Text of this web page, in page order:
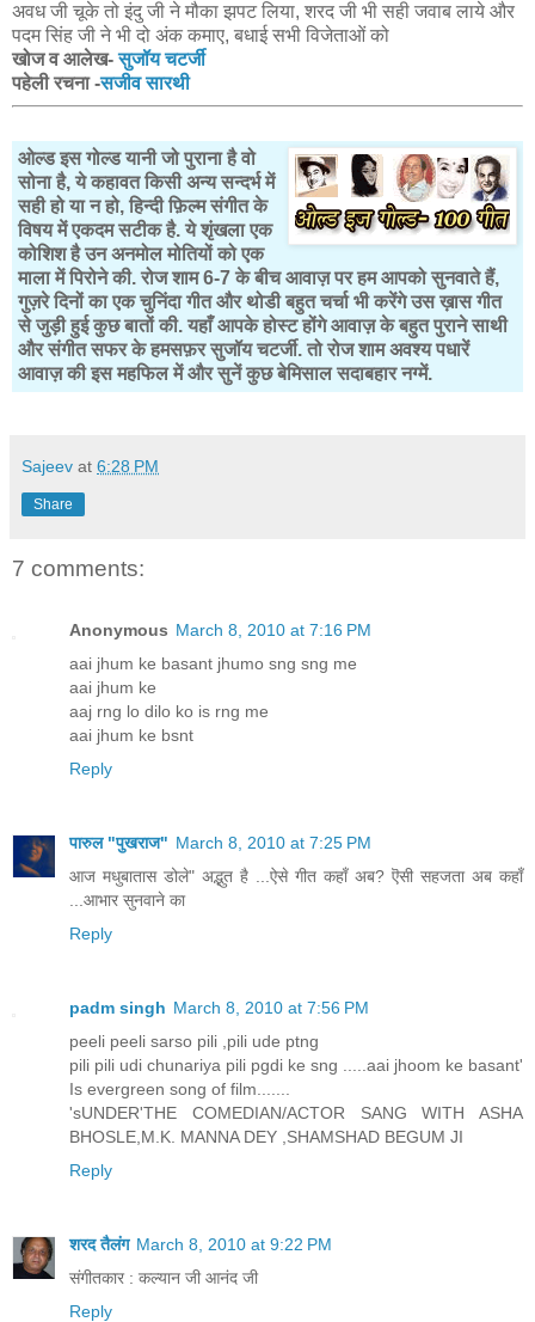
अवध जी चूके तो इंदु जी ने मौका झपट लिया, शरद जी भी सही जवाब लाये और
पदम सिंह जी ने भी दो अंक कमाए, बधाई सभी विजेताओं को
खोज व आलेख-सुजॉय चटर्जी
पहेली रचना -सजीव सारथी
ओल्ड इस गोल्ड यानी जो पुराना है वो
सोना है, ये कहावत किसी अन्य सन्दर्भ में
सही हो या न हो, हिन्दी फ़िल्म संगीत के
विषय में एकदम सटीक है. ये शृंखला एक
कोशिश है उन अनमोल मोतियों को एक
माला में पिरोने की. रोज शाम 6-7 के बीच आवाज़ पर हम आपको सुनवाते हैं,
गुज़रे दिनों का एक चुनिंदा गीत और थोडी बहुत चर्चा भी करेंगे उस ख़ास गीत
से जुड़ी हुई कुछ बातों की. यहाँ आपके होस्ट होंगे आवाज़ के बहुत पुराने साथी
और संगीत सफर के हमसफ़र सुजॉय चटर्जी. तो रोज शाम अवश्य पधारें
आवाज़ की इस महफिल में और सुनें कुछ बेमिसाल सदाबहार नग्में.
Sajeev at 6:28 PM
Share
7 comments:
Anonymous March 8, 2010 at 7:16 PM
aai jhum ke basant jhumo sng sng me
aai jhum ke
aaj rng lo dilo ko is rng me
aai jhum ke bsnt
Reply
पारुल "पुखराज" March 8, 2010 at 7:25 PM
आज मधुबातास डोले" अद्भुत है ...ऐसे गीत कहाँ अब? ऎसी सहजता अब कहाँ
...आभार सुनवाने का
Reply
padm singh March 8, 2010 at 7:56 PM
peeli peeli sarso pili ,pili ude ptng
pili pili udi chunariya pili pgdi ke sng .....aai jhoom ke basant'
Is evergreen song of film.......
'sUNDER'THE COMEDIAN/ACTOR SANG WITH ASHA
BHOSLE,M.K. MANNA DEY ,SHAMSHAD BEGUM JI
Reply
शरद तैलंग March 8, 2010 at 9:22 PM
संगीतकार : कल्यान जी आनंद जी
Reply